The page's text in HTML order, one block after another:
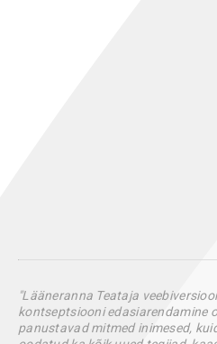
"Lääneranna Teataja
kontseptsiooni edasiarendamine
panustavad mitmed inimesed,